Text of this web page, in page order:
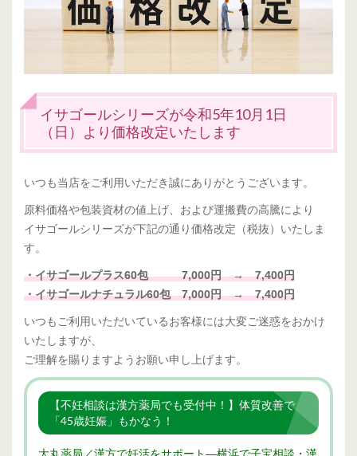
イサゴールシリーズが令和5年10月1日
（日）より価格改定いたします
いつも当店をご利用いただき誠にありがとうございます。
原料価格や包装資材の値上げ、および運搬費の高騰により
イサゴールシリーズが下記の通り価格改定（税抜）いたしま
す。
・イサゴールプラス60包 7,000円 → 7,400円
・イサゴールナチュラル60包7,000円 → 7,400円
いつもご利用いただいているお客様には大変ご迷惑をおかけ
いたしますが、
ご理解を賜りますようお願い申し上げます。
【不妊相談は漢方薬局でも受付中！】体質改善で
「45歳妊娠」もかなう！
大丸薬局／漢方で妊活をサポート―横浜で子宝相談・漢